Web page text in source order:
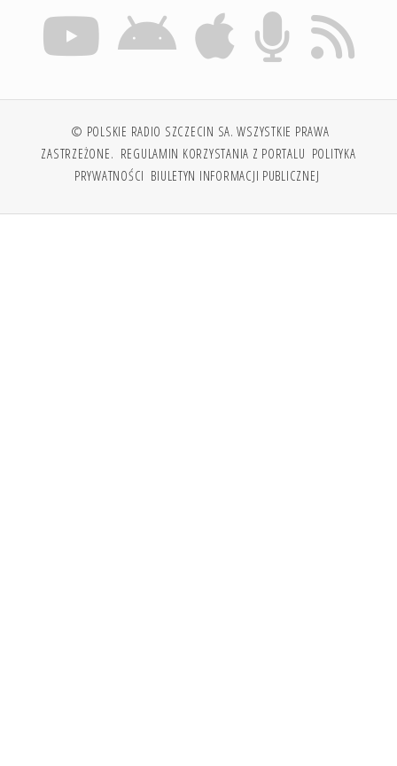
© POLSKIE RADIO SZCZECIN SA. WSZYSTKIE PRAWA
ZASTRZEŻONE. REGULAMIN KORZYSTANIA Z PORTALU POLITYKA
PRYWATNOŚCI BIULETYN INFORMACJI PUBLICZNEJ